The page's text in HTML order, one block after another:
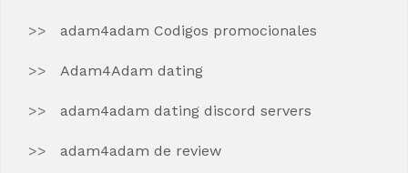
adam4adam Codigos promocionales
Adam4Adam dating
adam4adam dating discord servers
adam4adam de review